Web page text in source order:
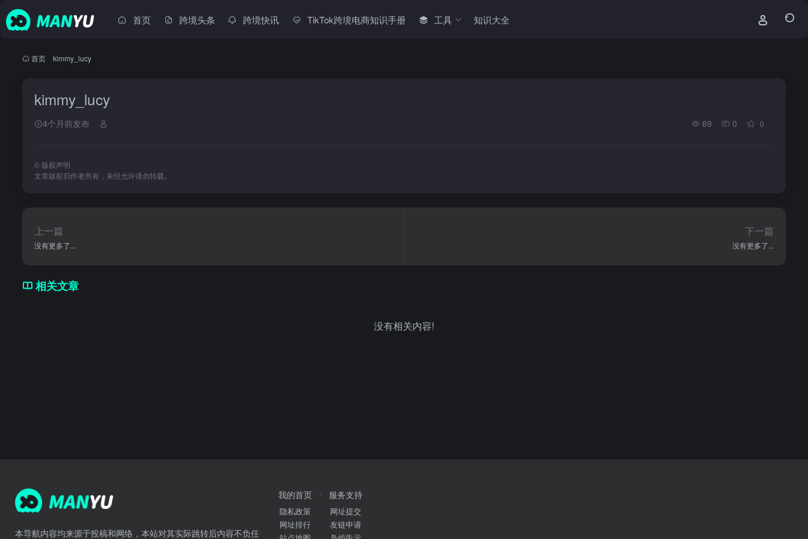
首页 跨境头条 跨境快讯 TikTok跨境电商知识手册 工具 知识大全
首页 kimmy_lucy
kimmy_lucy
4个月前发布 69 0 0
© 版权声明
文章版权归作者所有，未经允许请勿转载。
上一篇
没有更多了...
下一篇
没有更多了...
相关文章
没有相关内容!
本导航内容均来源于投稿和网络，本站对其实际跳转后内容不负任
我的首页
隐私政策
网址排行
服务支持
网址提交
友链申请